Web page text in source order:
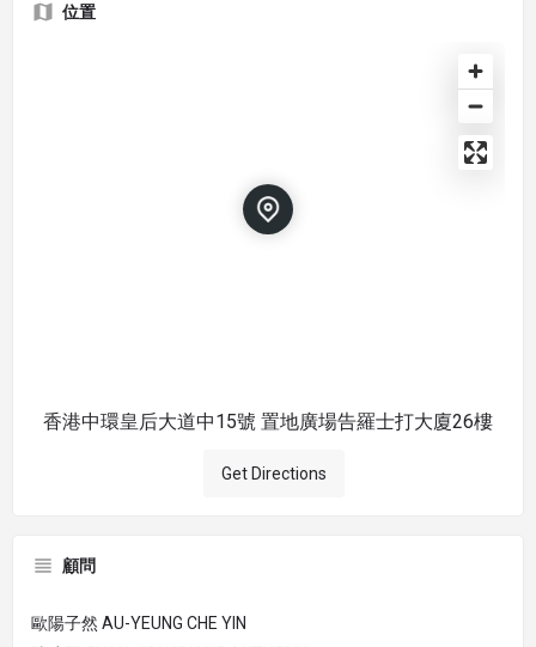
位置
香港中環皇后大道中15號 置地廣場告羅士打大廈26樓
Get Directions
顧問
歐陽子然 AU-YEUNG CHE YIN